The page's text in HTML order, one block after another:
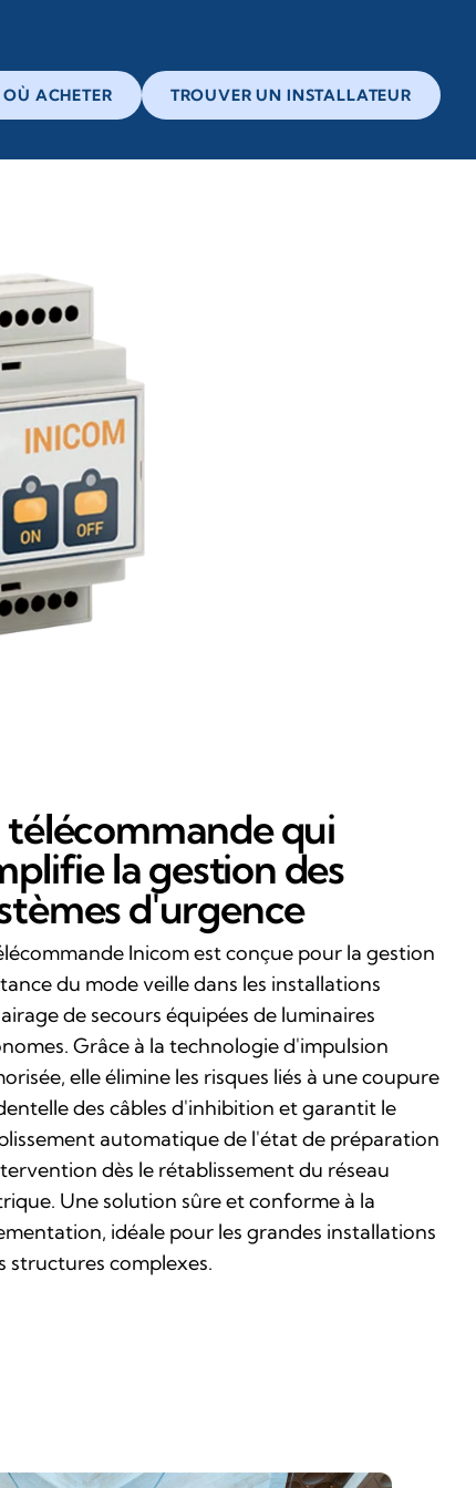
OÙ ACHETER TROUVER UN INSTALLATEUR
télécommande qui
la gestion des
d'urgence
Inicom est conçue pour la gestion
du mode veille dans les installations
de secours équipées de luminaires
Grâce à la technologie d'impulsion
elle élimine les risques liés à une coupure
des câbles d'inhibition et garantit le
automatique de l'état de préparation
dès le rétablissement du réseau
Une solution sûre et conforme à la
idéale pour les grandes installations
structures complexes.